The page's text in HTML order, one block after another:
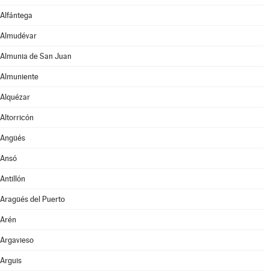
Alfántega
Almudévar
Almunia de San Juan
Almuniente
Alquézar
Altorricón
Angüés
Ansó
Antillón
Aragüés del Puerto
Arén
Argavieso
Arguis